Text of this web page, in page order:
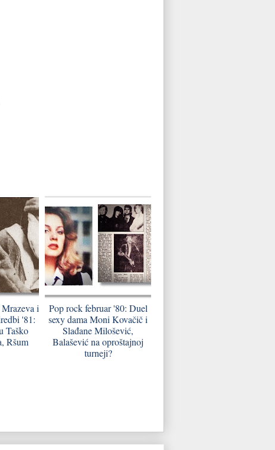
i
'81:
Taško
Ršum
Pop rock februar '80: Duel
sexy dama Moni Kovačič i
Slađane Milošević,
Balašević na oproštajnoj
turneji?